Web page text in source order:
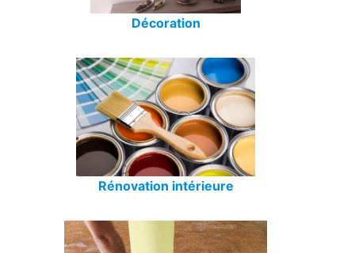
Décoration
Rénovation intérieure